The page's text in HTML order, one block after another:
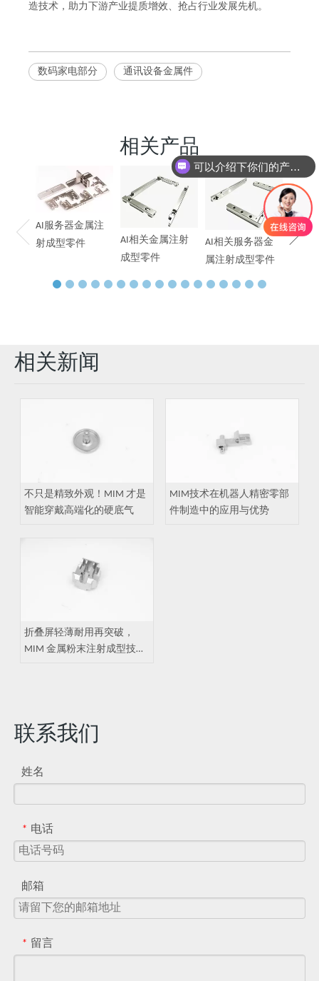
造技术，助力下游产业提质增效、抢占行业发展先机。
数码家电部分 通讯设备金属件
相关产品
AI服务器金属注
射成型零件
AI相关金属注射
成型零件
AI相关服务器金
属注射成型零件
AI服
末冶
相关新闻
不只是精致外观！MIM 才是
智能穿戴高端化的硬底气
MIM技术在机器人精密零部
件制造中的应用与优势
折叠屏轻薄耐用再突破，
MIM 金属粉末注射成型技术
联系我们
姓名
* 电话
邮箱
* 留言
可以介绍下你们的产品么